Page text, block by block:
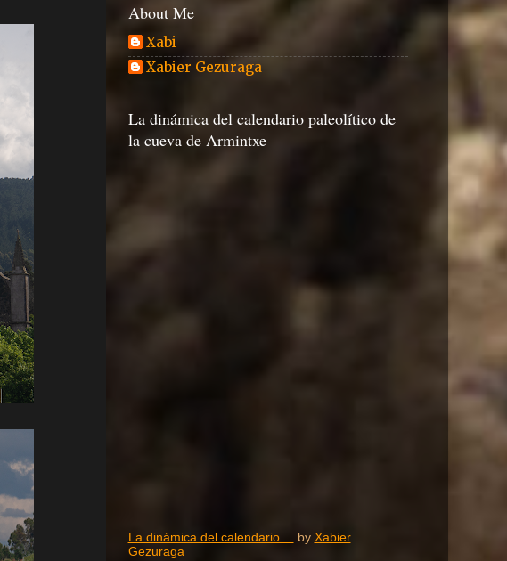
About Me
Xabi
Xabier Gezuraga
La dinámica del calendario paleolítico de
la cueva de Armintxe
La dinámica del calendario ... by Xabier
Gezuraga